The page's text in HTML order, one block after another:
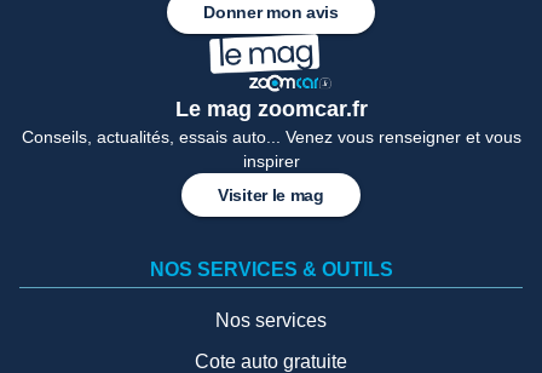
Donner mon avis
Le mag zoomcar.fr
Conseils, actualités, essais auto... Venez vous renseigner et vous
inspirer
Visiter le mag
NOS SERVICES & OUTILS
Nos services
Cote auto gratuite